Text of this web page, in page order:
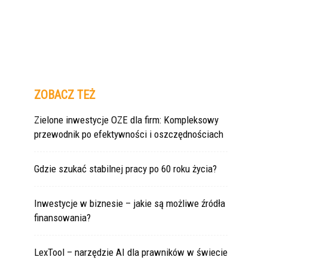
ZOBACZ TEŻ
Zielone inwestycje OZE dla firm: Kompleksowy
przewodnik po efektywności i oszczędnościach
Gdzie szukać stabilnej pracy po 60 roku życia?
Inwestycje w biznesie – jakie są możliwe źródła
finansowania?
LexTool – narzędzie AI dla prawników w świecie